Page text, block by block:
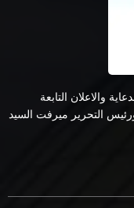
والاعلان التابعة
التحرير ميرفت السيد